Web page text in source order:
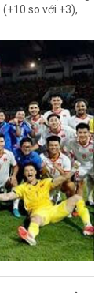
so với +3),